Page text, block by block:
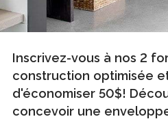
Inscrivez-vous à nos 2
construction optimisée
d'économiser 50$!
concevoir une